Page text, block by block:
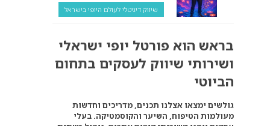
שיווק דיגיטלי לעולם היופי בישראל
ולמה העסק שלך צריך
להתאים את עצמו אליהם?
קידום ל‑AI לעומת קידום
רגיל: איפה הכסף נמצא
באמת?
בראש הוא פורטל יופי ישראלי
ושירותי שיווק לעסקים בתחום
הביוטי
גולשים ימצאו אצלנו תכנים, מדריכים וחדשות
מעולמות הטיפוח, השיער והקוסמטיקה. בעלי